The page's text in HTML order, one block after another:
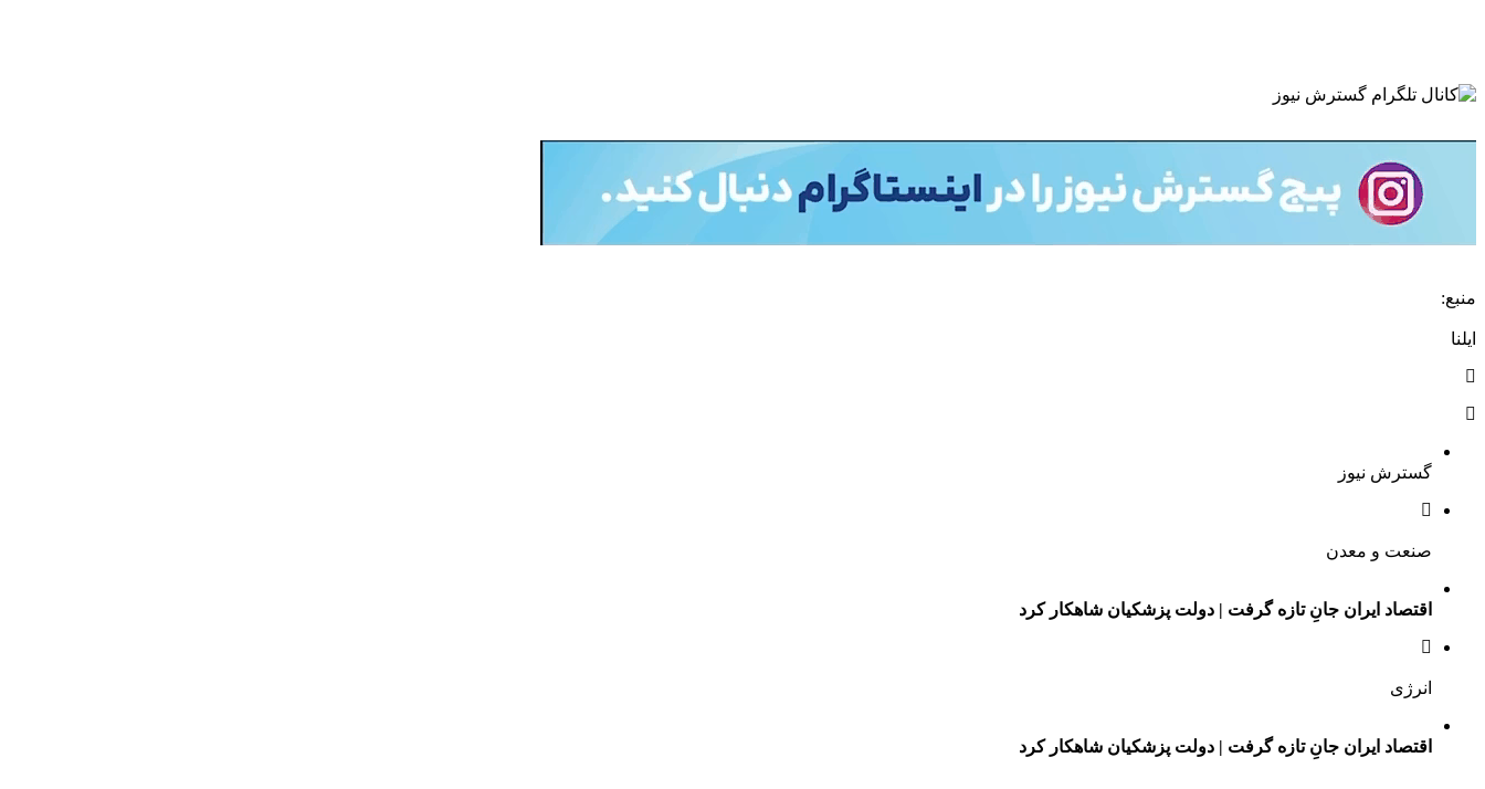
منبع:
ایلنا
گسترش نیوز
صنعت و معدن
اقتصاد ایران جانِ تازه گرفت | دولت پزشکیان شاهکار کرد
انرژی
اقتصاد ایران جانِ تازه گرفت | دولت پزشکیان شاهکار کرد